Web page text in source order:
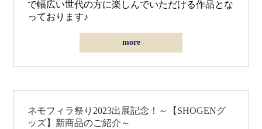
で幅広い世代の方に楽しんでいただける作品とな
っております♪
more
ネモフィラ祭り2023出展記念！～【SHOGENグ
ッズ】新商品のご紹介～